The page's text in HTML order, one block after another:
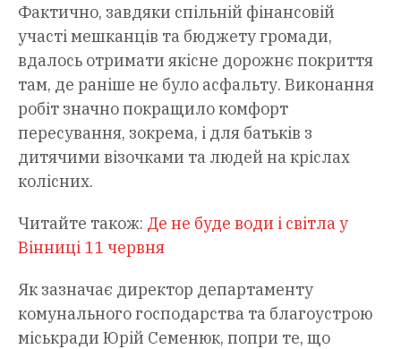
Фактично, завдяки спільній фінансовій
участі мешканців та бюджету громади,
вдалось отримати якісне дорожнє покриття
там, де раніше не було асфальту. Виконання
робіт значно покращило комфорт
пересування, зокрема, і для батьків з
дитячими візочками та людей на кріслах
колісних.
Читайте також: Де не буде води і світла у
Вінниці 11 червня
Як зазначає директор департаменту
комунального господарства та благоустрою
міськради Юрій Семенюк, попри те, що